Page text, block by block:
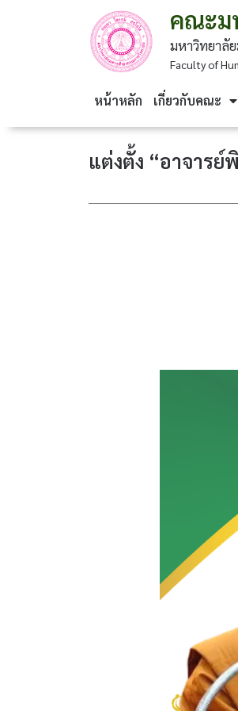
คณะม
มหาวิทยาลั
Faculty of
หน้าหลัก เกี่ยวกับคณะ
แต่งตั้ง “อาจาร